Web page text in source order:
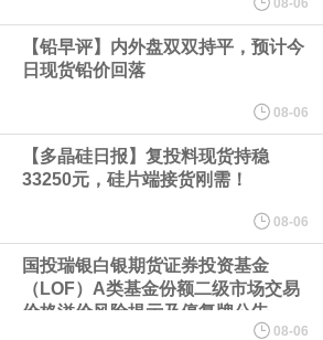
度数据中心枢纽建设工作正在如火如荼推进，项目所
坡已经被开挖，露出赤红土层，并修出层层台地。但
对声浪持续高涨，给这家美国科技巨头总规模 150 亿
重重阻碍
不一，德国DAX指数跌0.29%，英国富时100指数涨
CAC40指数涨0.03%，欧洲斯托克50指数跌0.15%，
【铅早评】内外盘双双持平，预计今
日现货铅价回落
08-06
【多晶硅日报】复投料现货持稳
33250元，硅片端接货刚需！
08-06
国投瑞银白银期货证券投资基金
（LOF）A类基金份额二级市场交易
价格溢价风险提示及停复牌公告
08-06